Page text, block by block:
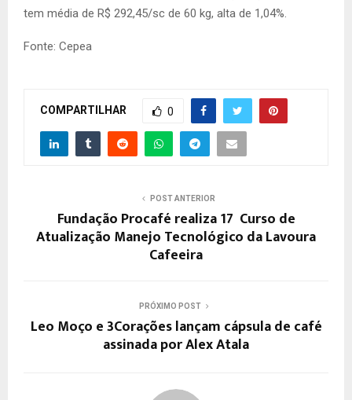
tem média de R$ 292,45/sc de 60 kg, alta de 1,04%.
Fonte: Cepea
COMPARTILHAR 0
POST ANTERIOR
Fundação Procafé realiza 17º Curso de
Atualização Manejo Tecnológico da Lavoura
Cafeeira
PRÓXIMO POST
Leo Moço e 3Corações lançam cápsula de café
assinada por Alex Atala